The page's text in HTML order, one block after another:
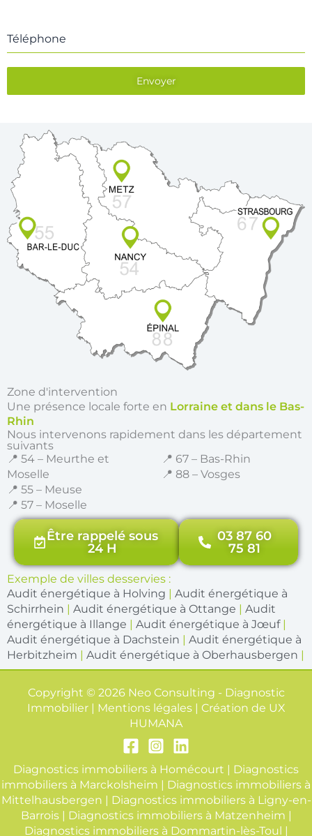
Téléphone
Envoyer
Zone d'intervention
Une présence locale forte en Lorraine et dans le Bas-
Rhin
Nous intervenons rapidement dans les département
suivants
📍 54 – Meurthe et
Moselle
📍 55 – Meuse
📍 57 – Moselle
📍 67 – Bas-Rhin
📍 88 – Vosges
Être rappelé sous
24 H
03 87 60
75 81
Exemple de villes desservies :
Audit énergétique à Holving | Audit énergétique à
Schirrhein | Audit énergétique à Ottange | Audit
énergétique à Illange | Audit énergétique à Jœuf|
Audit énergétique à Dachstein | Audit énergétique à
Herbitzheim | Audit énergétique à Oberhausbergen |
Copyright © 2026 Neo Consulting - Diagnostic
Immobilier | Mentions légales | Création de UX
HUMANA
Diagnostics immobiliers à Homécourt | Diagnostics
immobiliers à Marckolsheim | Diagnostics immobiliers à
Mittelhausbergen | Diagnostics immobiliers à Ligny-en-
Barrois| Diagnostics immobiliers à Matzenheim |
Diagnostics immobiliers à Dommartin-lès-Toul |